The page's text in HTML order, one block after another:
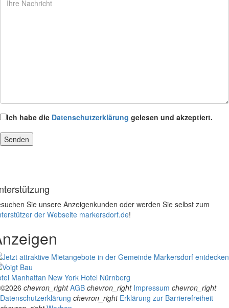
Ich habe die Datenschutzerklärung gelesen und akzeptiert.
Sie unsere Anzeigenkunden oder werden Sie selbst zum
der Webseite markersdorf.de!
Manhattan New York Hotel Nürnberg
©2026 chevron_right AGB chevron_right Impressum chevron_right
Datenschutzerklärung chevron_right Erklärung zur Barrierefreiheit